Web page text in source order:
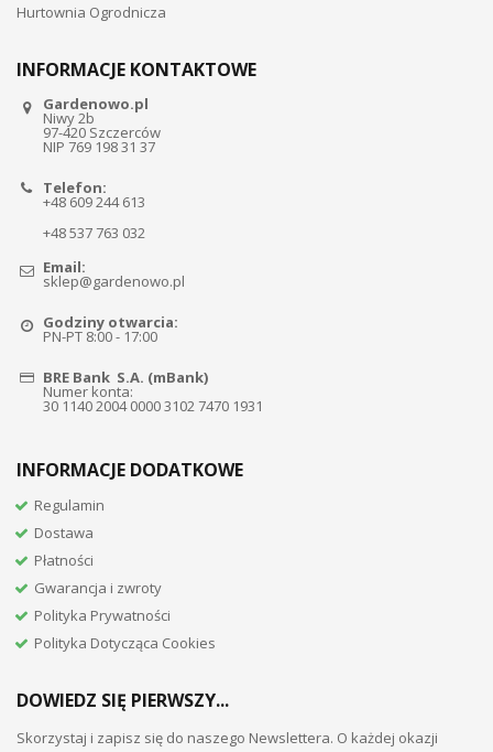
Hurtownia Ogrodnicza
INFORMACJE KONTAKTOWE
Gardenowo.pl
Niwy 2b
97-420 Szczerców
NIP 769 198 31 37
Telefon:
+48 609 244 613
+48 537 763 032
Email:
sklep@gardenowo.pl
Godziny otwarcia:
PN-PT 8:00 - 17:00
BRE Bank S.A. (mBank)
Numer konta:
30 1140 2004 0000 3102 7470 1931
INFORMACJE DODATKOWE
Regulamin
Dostawa
Płatności
Gwarancja i zwroty
Polityka Prywatności
Polityka Dotycząca Cookies
DOWIEDZ SIĘ PIERWSZY...
Skorzystaj i zapisz się do naszego Newslettera. O każdej okazji